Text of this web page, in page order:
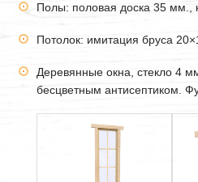
Полы: половая доска 35 мм.,
Потолок: имитация бруса
Деревянные окна, стекло 4
бесцветным антисептиком.